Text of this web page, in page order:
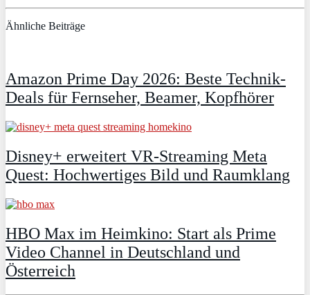
Ähnliche Beiträge
Amazon Prime Day 2026: Beste Technik-
Deals für Fernseher, Beamer, Kopfhörer
Disney+ erweitert VR‑Streaming Meta
Quest: Hochwertiges Bild und Raumklang
HBO Max im Heimkino: Start als Prime
Video Channel in Deutschland und
Österreich